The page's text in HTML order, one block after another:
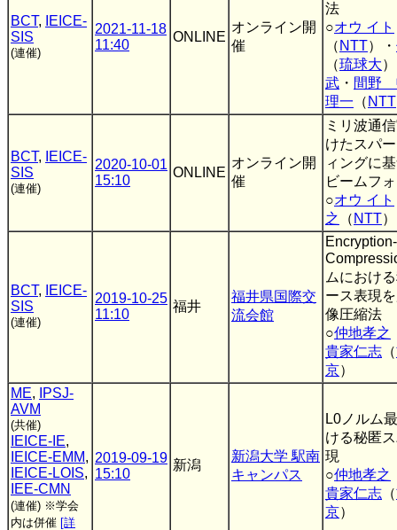
BCT,
IEICE-
SIS
(連催)
2021-11-18
11:40
ONLINE
オンライン開
催
法
○オウ イト
（ NTT）・
（琉球大
武 ・ 間野
理一 （ NTT
BCT,
IEICE-
SIS
(連催)
2020-10-01
15:10
ONLINE
オンライン開
催
ミリ波通
けたスパ
ィングに
ビームフ
○オウ イト
之
（ NTT）
BCT,
IEICE-
SIS
(連催)
2019-10-25
11:10
福井
福井県国際交
流会館
ムにおけ
ース表現
像圧縮法
○仲地孝之
貴家仁志 （
京）
ME,
IPSJ-
AVM
(共催)
IEICE-IE,
IEICE-EMM,
IEICE-LOIS,
IEE-CMN
(連催) ※学会
内は併催 [詳
2019-09-19
15:10
新潟
新潟大学 駅南
キャンパス
L0ノルム
ける秘匿
現
○仲地孝之
貴家仁志 （
京）